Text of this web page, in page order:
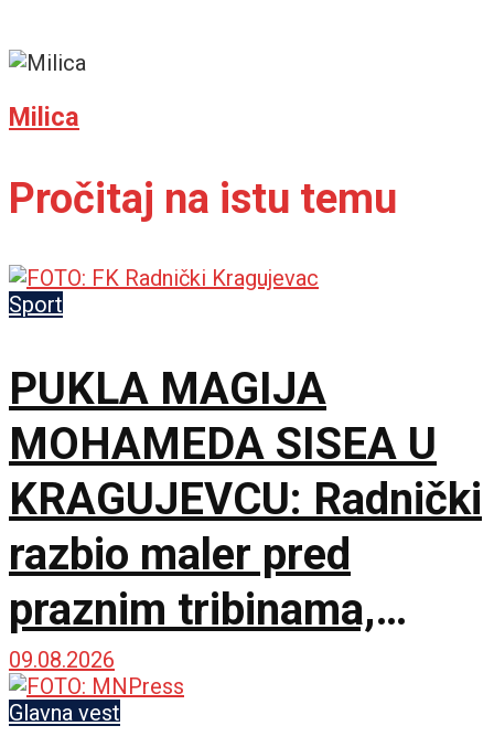
Milica
Pročitaj na istu temu
Sport
PUKLA MAGIJA
MOHAMEDA SISEA U
KRAGUJEVCU: Radnički
razbio maler pred
praznim tribinama,
Zemun pao na sparnom
Čika Dači!
09.08.2026
Glavna vest